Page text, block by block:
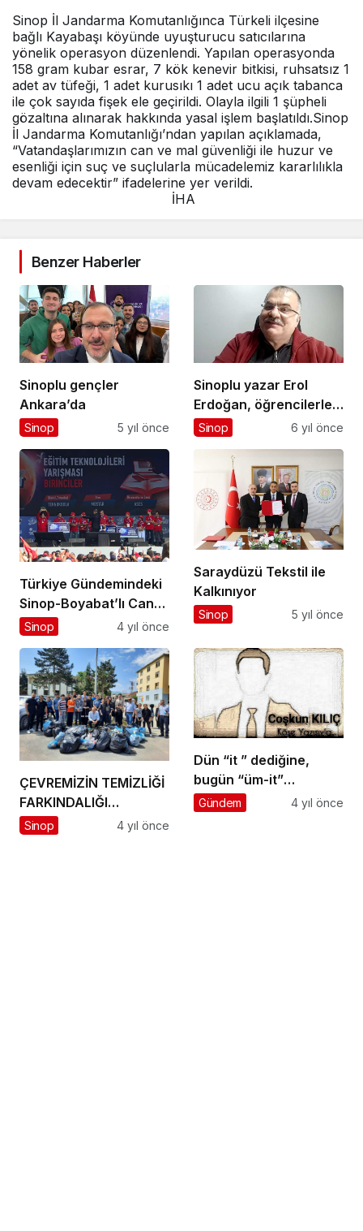
Sinop İl Jandarma Komutanlığınca Türkeli ilçesine
bağlı Kayabaşı köyünde uyuşturucu satıcılarına
yönelik operasyon düzenlendi. Yapılan operasyonda
158 gram kubar esrar, 7 kök kenevir bitkisi, ruhsatsız 1
adet av tüfeği, 1 adet kurusıkı 1 adet ucu açık tabanca
ile çok sayıda fişek ele geçirildi. Olayla ilgili 1 şüpheli
gözaltına alınarak hakkında yasal işlem başlatıldı.Sinop
İl Jandarma Komutanlığı’ndan yapılan açıklamada,
“Vatandaşlarımızın can ve mal güvenliği ile huzur ve
esenliği için suç ve suçlularla mücadelemiz kararlılıkla
devam edecektir” ifadelerine yer verildi.
İHA
Benzer Haberler
Sinoplu gençler
Ankara’da
Sinop 5 yıl önce
Sinoplu yazar Erol
Erdoğan, öğrencilerle
buluştu
Sinop 6 yıl önce
Türkiye Gündemindeki
Sinop-Boyabat’lı Can
Cebeci…
Sinop 4 yıl önce
Saraydüzü Tekstil ile
Kalkınıyor
Sinop 5 yıl önce
ÇEVREMİZİN TEMİZLİĞİ
FARKINDALIĞI…
Sinop 4 yıl önce
Dün “it ” dediğine,
bugün “üm-it”
diyenler…
Gündem 4 yıl önce